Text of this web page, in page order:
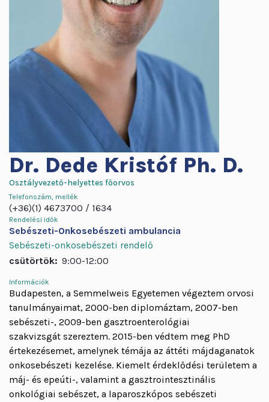
Dr. Dede Kristóf Ph. D.
Osztályvezető-helyettes főorvos
Telefonszám, mellék
(+36)(1) 4673700 1634
Rendelési idők
Sebészeti-Onkosebészeti ambulancia
Sebészeti-onkosebészeti rendelő
csütörtök: 9:00-12:00
Információk
Budapesten, a Semmelweis Egyetemen végeztem orvosi
tanulmányaimat, 2000-ben diplomáztam, 2007-ben
sebészeti-, 2009-ben gasztroenterológiai
szakvizsgát szereztem. 2015-ben védtem meg PhD
értekezésemet, amelynek témája az áttéti májdaganatok
onkosebészeti kezelése. Kiemelt érdeklődési területem a
máj- és epeúti-, valamint a gasztrointesztinális
onkológiai sebészet, a laparoszkópos sebészeti